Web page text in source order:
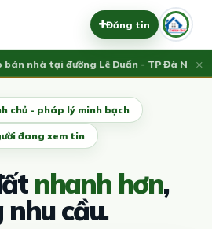
Đăng tin
nhà tại đường Lê Duẩn - TP Đà Nẵng;×
chủ - pháp lý minh bạch
đang xem tin
nhanh hơn,
nhu cầu.